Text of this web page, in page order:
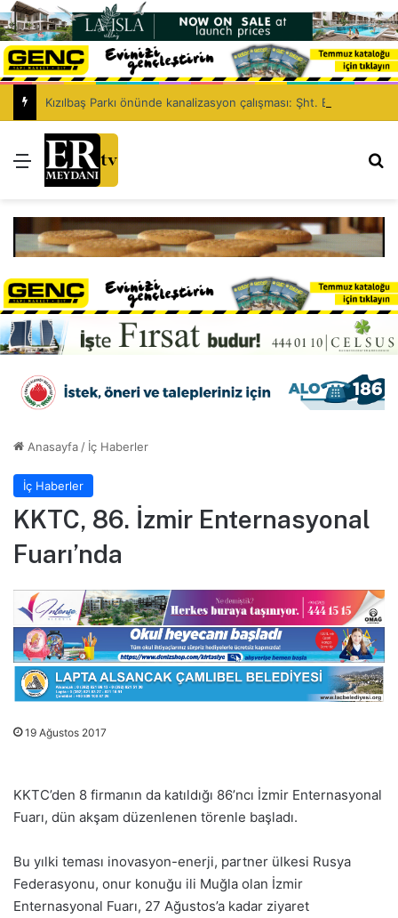
Menü
Anasayfa / İç Haberler
İç Haberler
KKTC, 86. İzmir Enternasyonal
Fuarı’nda
19 Ağustos 2017
KKTC’den 8 firmanın da katıldığı 86’ncı İzmir Enternasyonal
Fuarı, dün akşam düzenlenen törenle başladı.
Bu yılki teması inovasyon-enerji, partner ülkesi Rusya
Federasyonu, onur konuğu ili Muğla olan İzmir
Enternasyonal Fuarı, 27 Ağustos’a kadar ziyaret